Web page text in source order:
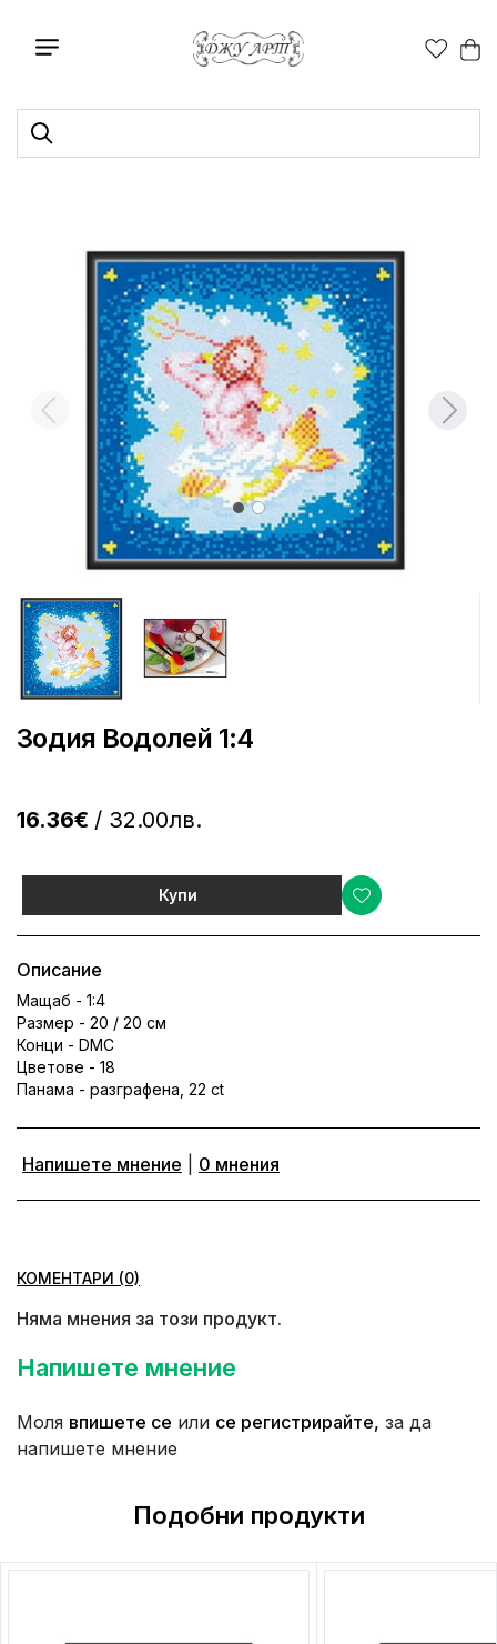
Зодия Водолей 1:4
16.36€ / 32.00лв.
Купи
Описание
Мащаб - 1:4
Размер - 20 / 20 см
Конци - DMC
Цветове - 18
Панама - разграфена, 22 ct
Напишете мнение 0 мнения
КОМЕНТАРИ (0)
Няма мнения за този продукт.
Напишете мнение
Моля впишете се или се регистрирайте, за да
напишете мнение
Подобни продукти